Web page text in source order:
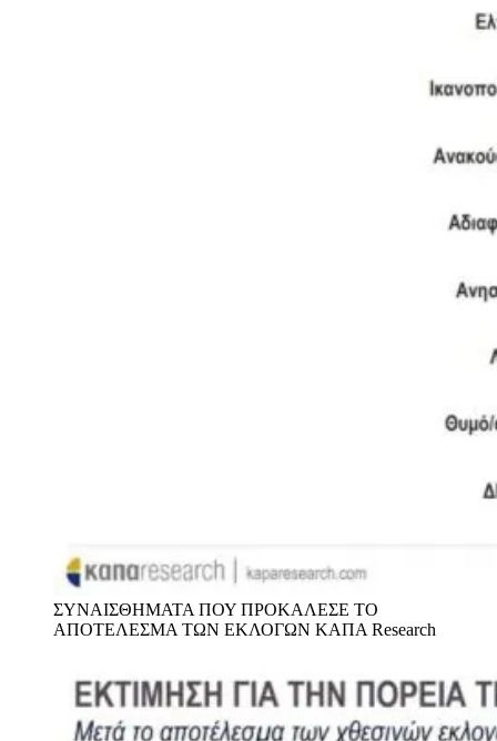
ΣΥΝΑΙΣΘΗΜΑΤΑ ΠΟΥ ΠΡΟΚΑΛΕΣΕ ΤΟ
ΑΠΟΤΕΛΕΣΜΑ ΤΩΝ ΕΚΛΟΓΩΝ ΚΑΠΑ Research